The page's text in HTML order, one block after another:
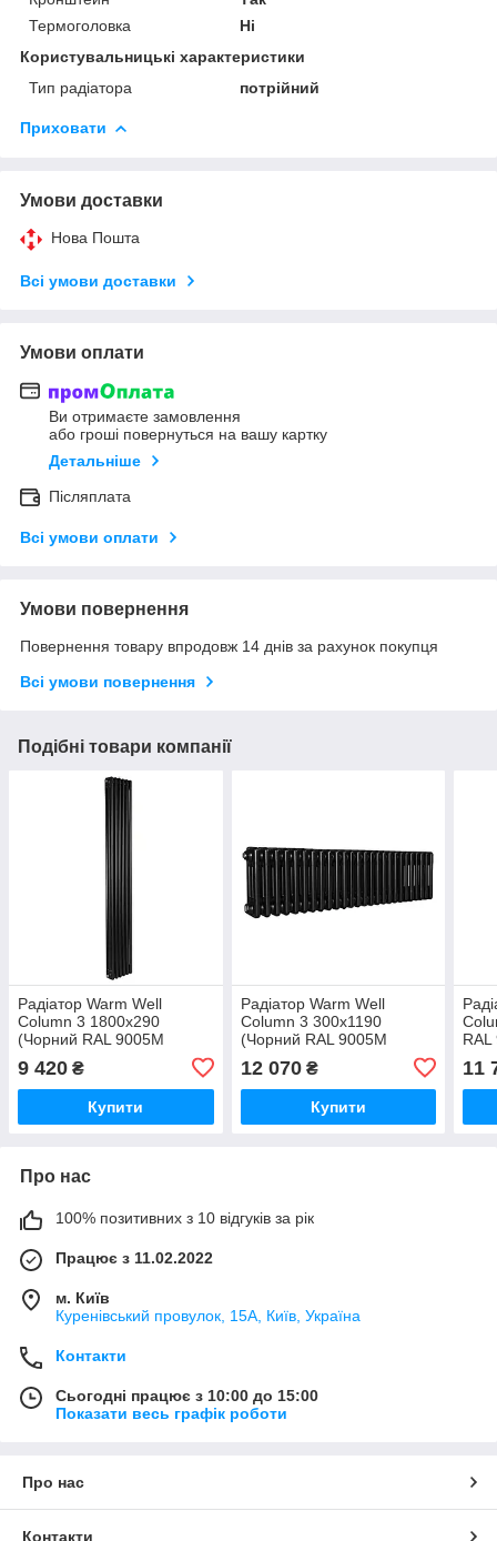
Термоголовка
Ні
Користувальницькі характеристики
Тип радіатора
потрійний
Приховати
Умови доставки
Нова Пошта
Всі умови доставки
Умови оплати
Ви отримаєте замовлення
або гроші повернуться на вашу картку
Детальніше
Післяплата
Всі умови оплати
Умови повернення
Повернення товару впродовж 14 днів за рахунок покупця
Всі умови повернення
Подібні товари компанії
Радіатор Warm Well
Column 3 1800x290
(Чорний RAL 9005M
9 420 ₴
Купити
Радіатор Warm Well
Column 3 300x1190
(Чорний RAL 9005M
12 070₴
Купити
RAL
11
Про нас
100% позитивних з 10 відгуків за рік
Працює з 11.02.2022
м. Київ
Куренівський провулок, 15А, Київ, Україна
Контакти
Сьогодні працює з 10:00 до 15:00
Показати весь графік роботи
Про нас
Контакти